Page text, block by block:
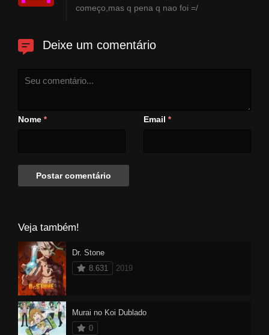
começo,mas q pena q nao foi =/
Deixe um comentário
Nome * Email *
Veja também!
Dr. Stone
8.631
2019
Murai no Koi Dublado
0